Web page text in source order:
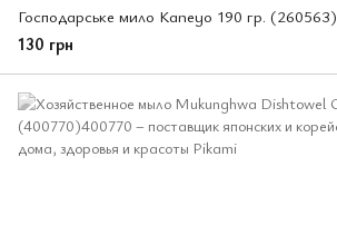
Господарське мило Kaneyo 190 гр. (260563)
130 грн